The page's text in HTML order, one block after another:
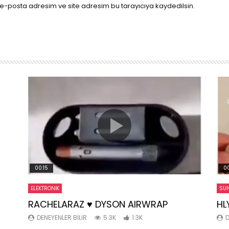
posta adresim ve site adresim bu tarayıcıya kaydedilsin.
00:15
ELEKTRONIK
RACHELARAZ ♥️ DYSON AIRWRAP
DENEYENLER BILIR 5.3K 1.3K